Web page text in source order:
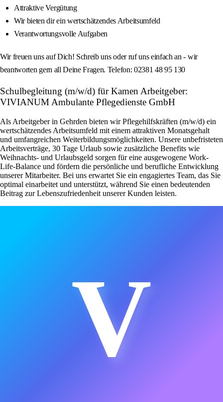
Attraktive Vergütung
Wir bieten dir ein wertschätzendes Arbeitsumfeld
Verantwortungsvolle Aufgaben
Wir freuen uns auf Dich! Schreib uns oder ruf uns einfach an - wir
beantworten gern all Deine Fragen. Telefon: 02381 48 95 130
Schulbegleitung (m/w/d) für Kamen Arbeitgeber:
VIVIANUM Ambulante Pflegedienste GmbH
Als Arbeitgeber in Gehrden bieten wir Pflegehilfskräften (m/w/d) ein
wertschätzendes Arbeitsumfeld mit einem attraktiven Monatsgehalt
und umfangreichen Weiterbildungsmöglichkeiten. Unsere unbefristeten
Arbeitsverträge, 30 Tage Urlaub sowie zusätzliche Benefits wie
Weihnachts- und Urlaubsgeld sorgen für eine ausgewogene Work-
Life-Balance und fördern die persönliche und berufliche Entwicklung
unserer Mitarbeiter. Bei uns erwartet Sie ein engagiertes Team, das Sie
optimal einarbeitet und unterstützt, während Sie einen bedeutenden
Beitrag zur Lebenszufriedenheit unserer Kunden leisten.
V